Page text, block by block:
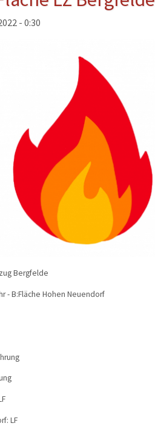
Alters- und Ehrenabteilung
- 0:30
Bergfelde
- B:Fläche Hohen Neuendorf
LF